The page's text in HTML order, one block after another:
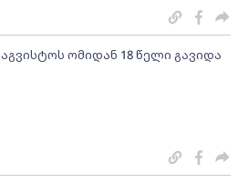
აგვისტოს ომიდან 18 წელი გავიდა